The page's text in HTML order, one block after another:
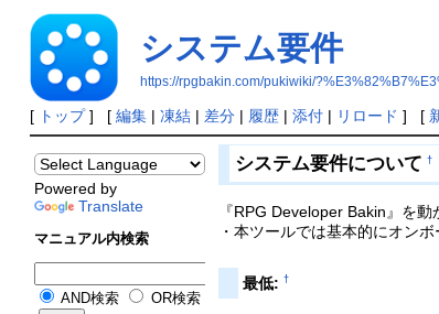
システム要件
https://rpgbakin.com/pukiwiki/
[ トップ] [ 編集| 凍結| 差分| 履歴| 添付| リロード ] [
システム要件について †
『RPG Developer Bakin』を
・本ツールでは基本的にオン
最低: †
Powered by
Translate
マニュアル内検索
AND検索 OR検索